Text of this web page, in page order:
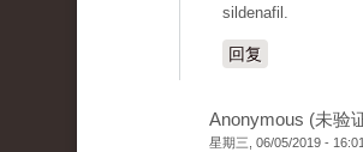
sildenafil.
回复
Anonymous (未验
星期三, 06/05/2019 - 16:01